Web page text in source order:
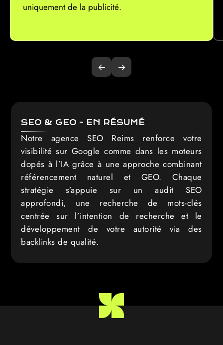
uniquement de la publicité.
← →
SEO & GEO - EN RÉSUMÉ
Notre agence SEO Reims renforce votre
visibilité sur Google comme dans les moteurs
dopés à l’IA grâce à une approche combinant
référencement naturel et GEO. Chaque
stratégie s’appuie sur un audit SEO
approfondi, une recherche de mots-clés
centrée sur l’intention de recherche et le
développement de votre autorité via des
backlinks de qualité.